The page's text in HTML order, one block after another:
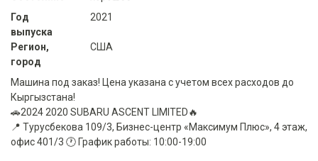
Год
выпуска
2021
Регион,
город
США
Машина под заказ! Цена указана с учетом всех расходов до
Кыргызстана!
🚗2024 2020 SUBARU ASCENT LIMITED🔥
📍 Турусбекова 109/3, Бизнес-центр «Максимум Плюс», 4 этаж,
офис 401/3 🕐 График работы: 10:00-19:00